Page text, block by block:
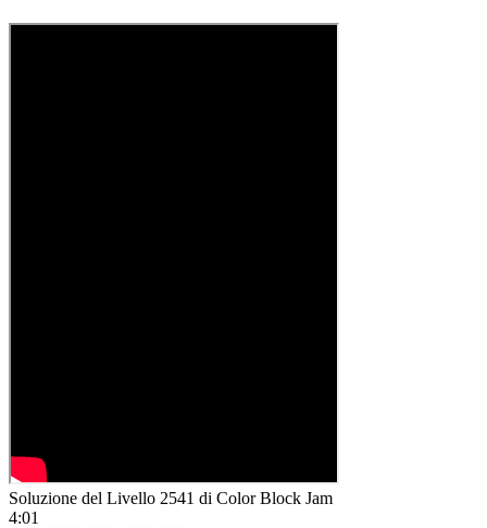
Soluzione del Livello 2541 di Color Block Jam
4:01